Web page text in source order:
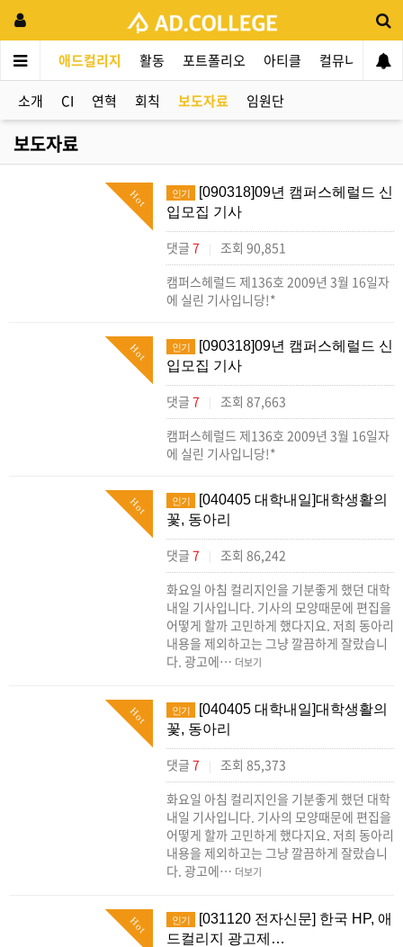
애드컬리지 활동 포트폴리오 아티클 컬뮤니티
소개 CI 연혁 회칙 보도자료 임원단
보도자료
Hot 인기
[090318]09년 캠퍼스헤럴드 신
입모집 기사
댓글 7 |
조회 90,851
캠퍼스헤럴드 제136호 2009년 3월 16일자
에 실린 기사입니당!*
Hot 인기
[090318]09년 캠퍼스헤럴드 신
입모집 기사
댓글 7 |
조회 87,663
캠퍼스헤럴드 제136호 2009년 3월 16일자
에 실린 기사입니당!*
Hot 인기
[040405 대학내일]대학생활의
꽃, 동아리
댓글 7 |
조회 86,242
화요일 아침 컬리지인을 기분좋게 했던 대학
내일 기사입니다. 기사의 모양때문에 편집을
어떻게 할까 고민하게 했다지요. 저희 동아리
내용을 제외하고는 그냥 깔끔하게 잘랐습니
다. 광고에… 더보기
Hot 인기
[040405 대학내일]대학생활의
꽃, 동아리
댓글 7 |
조회 85,373
화요일 아침 컬리지인을 기분좋게 했던 대학
내일 기사입니다. 기사의 모양때문에 편집을
어떻게 할까 고민하게 했다지요. 저희 동아리
내용을 제외하고는 그냥 깔끔하게 잘랐습니
다. 광고에… 더보기
Hot 인기
[031120 전자신문] 한국 HP, 애
드컬리지 광고제…